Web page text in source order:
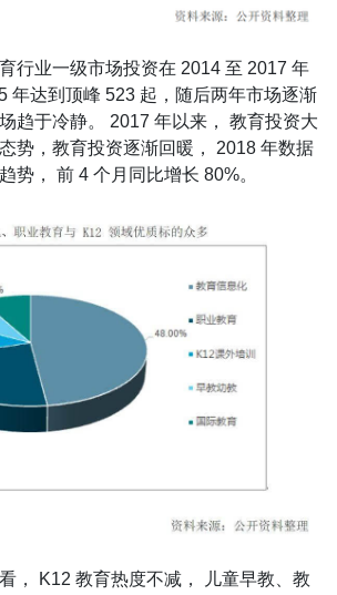
行业一级市场投资在 2014 至 2017 年
年达到顶峰 523 起，随后两年市场逐渐
趋于冷静。 2017 年以来， 教育投资大
势，教育投资逐渐回暖， 2018 年数据
势， 前 4 个月同比增长 80%。
， K12 教育热度不减， 儿童早教、教